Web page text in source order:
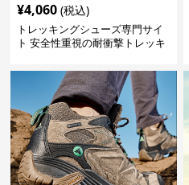
¥4,060 (税込)
トレッキングシューズ専門サイ
ト 安全性重視の耐衝撃トレッキ